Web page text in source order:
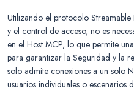
Utilizando el protocolo
y el control de acceso, no es
en el Host MCP, lo que permite
para garantizar la Seguridad y la
solo admite conexiones a un solo
usuarios individuales o escenarios